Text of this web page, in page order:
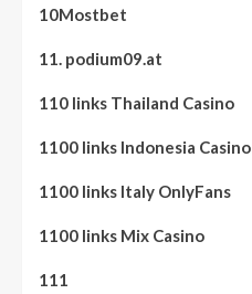
10Mostbet
11. podium09.at
110 links Thailand Casino
1100 links Indonesia Casino
1100 links Italy OnlyFans
1100 links Mix Casino
111